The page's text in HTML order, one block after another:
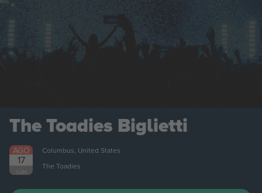
The Toadies Biglietti
AGO
17
LUN
Columbus, United States
The Toadies